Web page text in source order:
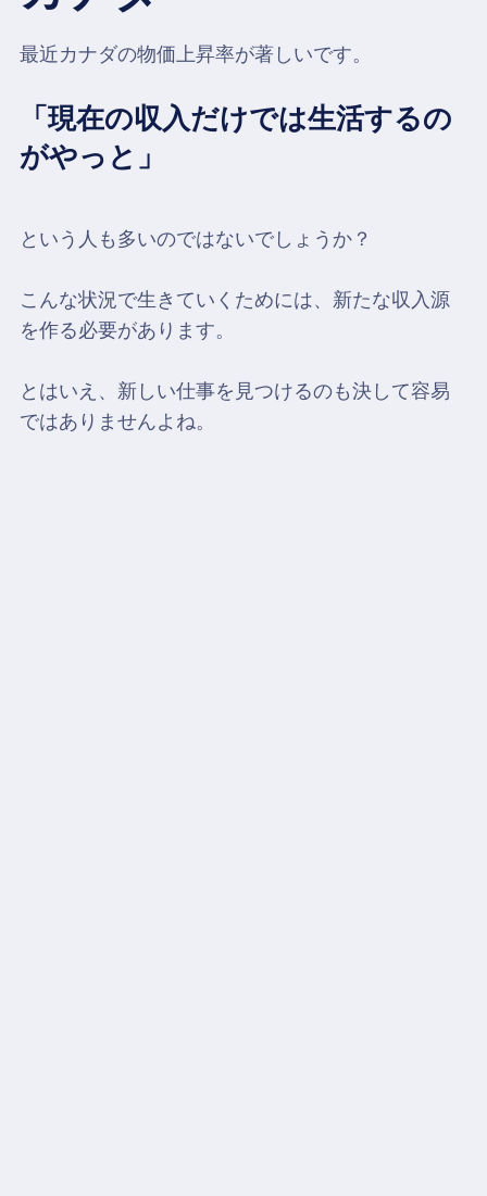
最近カナダの物価上昇率が著しいです。
「現在の収入だけでは生活するの
がやっと」
という人も多いのではないでしょうか？
こんな状況で生きていくためには、新たな収入源
を作る必要があります。
とはいえ、新しい仕事を見つけるのも決して容易
ではありませんよね。